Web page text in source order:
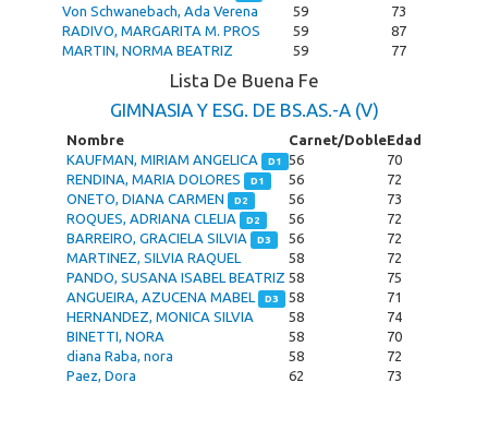
Von Schwanebach, Ada Verena
59
73
RADIVO, MARGARITA M. PROS
59
87
MARTIN, NORMA BEATRIZ
59 77
Lista De Buena Fe
GIMNASIA Y ESG. DE BS.AS.-A (V)
Nombre Carnet/DobleEdad
KAUFMAN, MIRIAM ANGELICA
D1 56
70
RENDINA, MARIA DOLORES
D1 56
72
ONETO, DIANA CARMEN
D2 56
73
ROQUES, ADRIANA CLELIA
D2 56
72
BARREIRO, GRACIELA SILVIA
D3 56
72
MARTINEZ, SILVIA RAQUEL
58
72
PANDO, SUSANA ISABEL BEATRIZ 58
75
ANGUEIRA, AZUCENA MABEL
D3 58
71
HERNANDEZ, MONICA SILVIA
58
74
BINETTI, NORA
58
70
diana Raba, nora
58
72
Paez, Dora
62 73